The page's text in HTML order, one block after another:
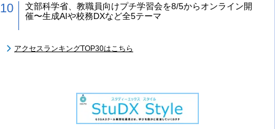
文部科学省、教職員向けプチ学習会を8/5からオンライン開
催〜生成AIや校務DXなど全5テーマ
アクセスランキングTOP30はこちら